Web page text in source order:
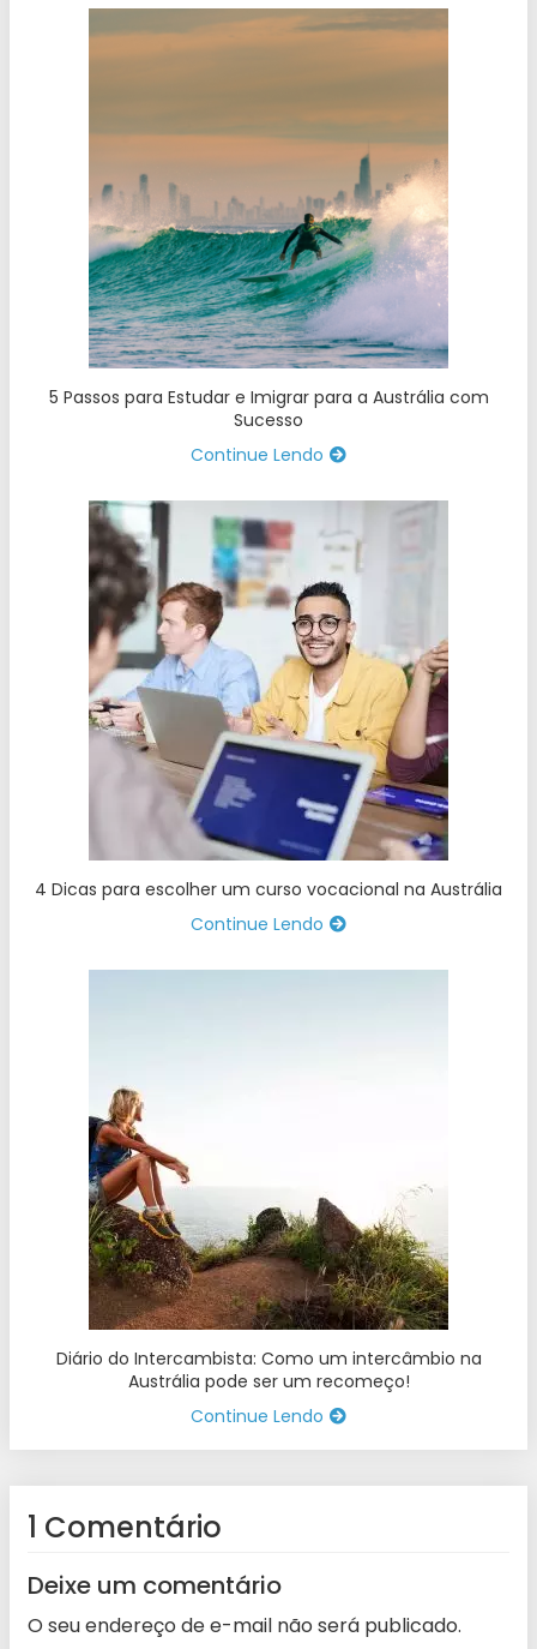
5 Passos para Estudar e Imigrar para a Austrália com
Sucesso
Continue Lendo
4 Dicas para escolher um curso vocacional na Austrália
Continue Lendo
Diário do Intercambista: Como um intercâmbio na
Austrália pode ser um recomeço!
Continue Lendo
1 Comentário
Deixe um comentário
O seu endereço de e-mail não será publicado.